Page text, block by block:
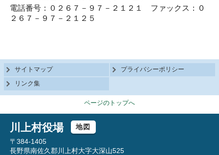
電話番号：０２６７－９７－２１２１ ファックス：０
２６７－９７－２１２５
サイトマップ
プライバシーポリシー
リンク集
ページのトップへ
川上村役場
地図
〒384-1405
長野県南佐久郡川上村大字大深山525